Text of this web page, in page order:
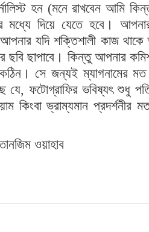
হন (মনে রাখবেন আমি
মধ্যে দিয়ে যেতে হবে।
যদি শক্তিশালী কাজ থাকে
ছবি ছাপাবে। কিন্তু আপনার
সে জন্যই ম্যাগনামের
যে, ফটোগ্রাফির ভবিষ্যৎ শুধু
কিংবা ভ্রাম্যমান প্রদর্শনীর
ওয়াহাব